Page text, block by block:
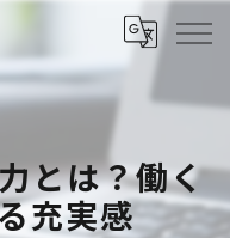
とは？働く
充実感